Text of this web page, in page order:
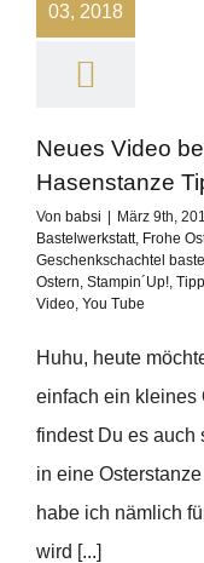
03, 2018
Neues Video
Hasenstanze
Von babsi März 9th,
Bastelwerkstatt, Frohe
Geschenkschachtel
Ostern, Stampin´Up!, Tipp
Video, You Tube
Huhu, heute
einfach ein kleines
findest Du es auch
in eine
habe ich nämlich
wird [...]